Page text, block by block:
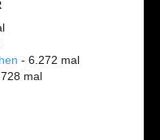
- 6.272 mal
mal